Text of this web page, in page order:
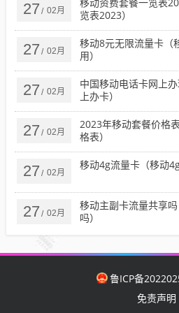
27 / 02月
览表2023）
27 / 02月
移动8元无限流量卡（
用）
27 / 02月
中国移动电话卡网上
上办卡）
27 / 02月
2023年移动套餐价格
格表）
27 / 02月
移动4g流量卡（移动
27 / 02月
移动主副卡流量共享
吗）
鲁ICP备
免责声明